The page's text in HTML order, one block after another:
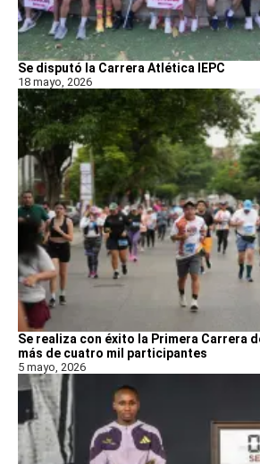
Se disputó la Carrera Atlética IEPC
18 mayo, 2026
Se realiza con éxito la Primera Carrera
más de cuatro mil participantes
5 mayo, 2026